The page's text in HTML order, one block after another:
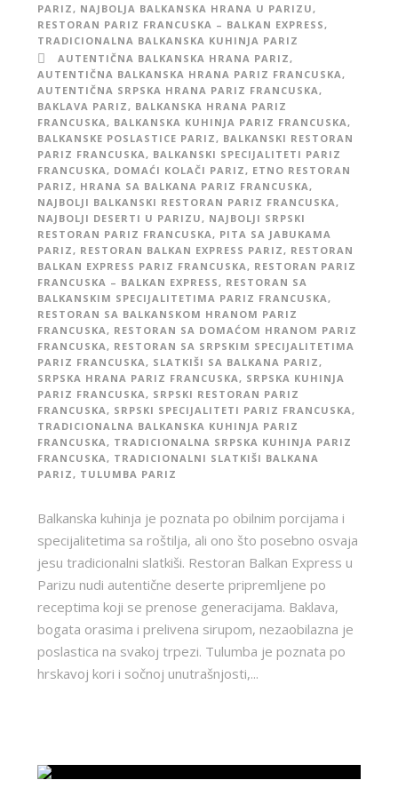
PARIZ , NAJBOLJA BALKANSKA HRANA U PARIZU ,
RESTORAN PARIZ FRANCUSKA – BALKAN EXPRESS ,
TRADICIONALNA BALKANSKA KUHINJA PARIZ
AUTENTIČNA BALKANSKA HRANA PARIZ ,
AUTENTIČNA BALKANSKA HRANA PARIZ FRANCUSKA ,
AUTENTIČNA SRPSKA HRANA PARIZ FRANCUSKA ,
BAKLAVA PARIZ , BALKANSKA HRANA PARIZ
FRANCUSKA , BALKANSKA KUHINJA PARIZ FRANCUSKA ,
BALKANSKE POSLASTICE PARIZ , BALKANSKI RESTORAN
PARIZ FRANCUSKA , BALKANSKI SPECIJALITETI PARIZ
FRANCUSKA , DOMAĆI KOLAČI PARIZ , ETNO RESTORAN
PARIZ , HRANA SA BALKANA PARIZ FRANCUSKA ,
NAJBOLJI BALKANSKI RESTORAN PARIZ FRANCUSKA ,
NAJBOLJI DESERTI U PARIZU , NAJBOLJI SRPSKI
RESTORAN PARIZ FRANCUSKA , PITA SA JABUKAMA
PARIZ , RESTORAN BALKAN EXPRESS PARIZ , RESTORAN
BALKAN EXPRESS PARIZ FRANCUSKA , RESTORAN PARIZ
FRANCUSKA – BALKAN EXPRESS , RESTORAN SA
BALKANSKIM SPECIJALITETIMA PARIZ FRANCUSKA ,
RESTORAN SA BALKANSKOM HRANOM PARIZ
FRANCUSKA , RESTORAN SA DOMAĆOM HRANOM PARIZ
FRANCUSKA , RESTORAN SA SRPSKIM SPECIJALITETIMA
PARIZ FRANCUSKA , SLATKIŠI SA BALKANA PARIZ ,
SRPSKA HRANA PARIZ FRANCUSKA , SRPSKA KUHINJA
PARIZ FRANCUSKA , SRPSKI RESTORAN PARIZ
FRANCUSKA , SRPSKI SPECIJALITETI PARIZ FRANCUSKA ,
TRADICIONALNA BALKANSKA KUHINJA PARIZ
FRANCUSKA , TRADICIONALNA SRPSKA KUHINJA PARIZ
FRANCUSKA , TRADICIONALNI SLATKIŠI BALKANA
PARIZ , TULUMBA PARIZ
Balkanska kuhinja je poznata po obilnim porcijama i
specijalitetima sa roštilja, ali ono što posebno osvaja
jesu tradicionalni slatkiši. Restoran Balkan Express u
Parizu nudi autentične deserte pripremljene po
receptima koji se prenose generacijama. Baklava,
bogata orasima i prelivena sirupom, nezaobilazna je
poslastica na svakoj trpezi. Tulumba je poznata po
hrskavoj kori i sočnoj unutrašnjosti,...